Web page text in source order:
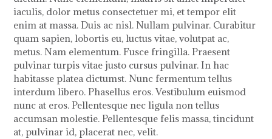
iaculis, dolor metus consectetuer mi, et tempor elit
enim at massa. Duis ac nisl. Nullam pulvinar. Curabitur
quam sapien, lobortis eu, luctus vitae, volutpat ac,
metus. Nam elementum. Fusce fringilla. Praesent
pulvinar turpis vitae justo cursus pulvinar. In hac
habitasse platea dictumst. Nunc fermentum tellus
interdum libero. Phasellus eros. Vestibulum euismod
nunc at eros. Pellentesque nec ligula non tellus
accumsan molestie. Pellentesque felis massa, tincidunt
at, pulvinar id, placerat nec, velit.